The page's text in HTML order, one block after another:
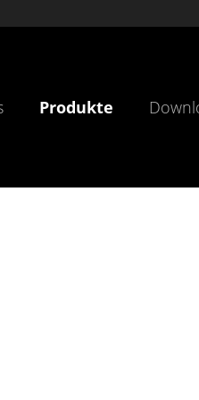
Produkte